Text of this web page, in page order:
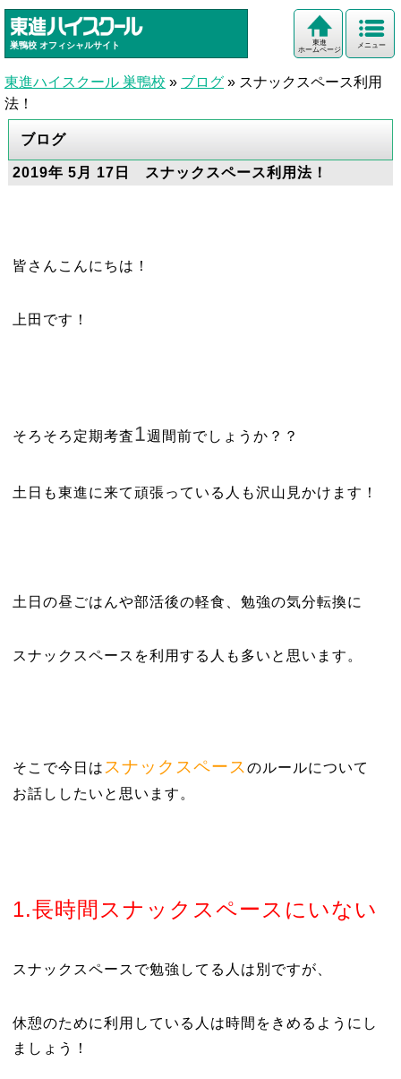
巣鴨校 オフィシャルサイト メニュー
東進
ホームページ
東進ハイスクール 巣鴨校 » ブログ » スナックスペース利用
法！
ブログ
2019年 5月 17日 スナックスペース利用法！
皆さんこんにちは！
上田です！
そろそろ定期考査1週間前でしょうか？？
土日も東進に来て頑張っている人も沢山見かけます！
土日の昼ごはんや部活後の軽食、勉強の気分転換に
スナックスペースを利用する人も多いと思います。
そこで今日は スナックスペース のルールについて
お話ししたいと思います。
1.長時間スナックスペースにいない
スナックスペースで勉強してる人は別ですが、
休憩のために利用している人は時間をきめるようにし
ましょう！